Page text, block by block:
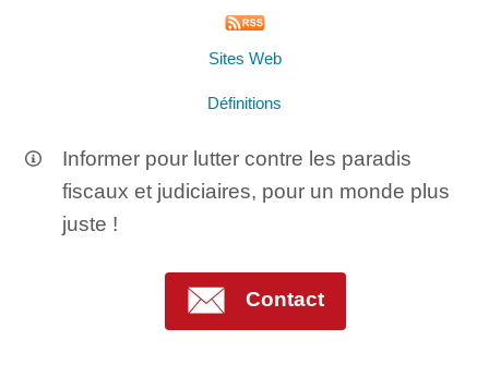
Sites Web
Définitions
Informer pour lutter contre les paradis
fiscaux et judiciaires, pour un monde plus
juste !
Contact